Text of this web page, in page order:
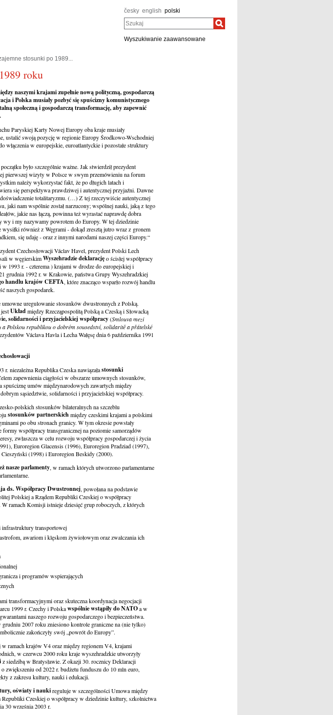
česky english polski
Szukaj
Wyszukiwanie zaawansowane
stosunki po 1989...
roku
naszymi krajami zupełnie nową polityczną, gospodarczą
i Polska musiały pozbyć się spuścizny komunistycznego
społeczną i gospodarczą transformację, aby zapewnić
Paryskiej Karty Nowej Europy oba kraje musiały
ustalić swoją pozycję w regionie Europy Środkowo-Wschodniej
włączenia w europejskie, euroatlantyckie i pozostałe struktury
było szczególnie ważne. Jak stwierdził prezydent
pierwszej wizyty w Polsce w swym przemówieniu na forum
należy wykorzystać fakt, że po długich latach i
się perspektywa prawdziwej i autentycznej przyjaźni. Dawne
totalitaryzmu. (…) Z tej rzeczywiście autentycznej
jaki nam wspólnie został narzucony; wspólnej nauki, jaką z tego
jakie nas łączą, powinna też wyrastać naprawdę dobra
i my nazywamy powrotem do Europy. W tej dziedzinie
również z Węgrami - dokąd zresztą jutro wraz z gronem
się udaję - oraz z innymi narodami naszej części Europy.“
Czechosłowacji Václav Havel, prezydent Polski Lech
w węgierskimWyszehradzie deklaracjęo ścisłej współpracy
w 1993 r. - czterema ) krajami w drodze do europejskiej i
grudnia 1992 r. w Krakowie, państwa Grupy Wyszehradzkiej
handlu krajów CEFTA, które znacząco wsparło rozwój handlu
naszych gospodarek.
uregulowanie stosunków dwustronnych z Polską.
Układmiędzy Rzecząpospolitą Polską a Czeską i Słowacką
solidarności i przyjacielskiej współpracy(Smlouva mezi
a Polskou republikou o dobrém sousedství, solidaritě a přátelské
Václava Havla i Lecha Wałęsę dnia 6 października 1991
r. niezależna Republika Czeska nawiązałastosunki
zapewnienia ciągłości w obszarze umownych stosunków,
spuściznę umów międzynarodowych zawartych między
sąsiedztwie, solidarności i przyjacielskiej współpracy.
polskich stosunków bilateralnych na szczeblu
stosunków partnerskichmiędzy czeskimi krajami a polskimi
po obu stronach granicy. W tym okresie powstały
formy współpracy transgranicznej na poziomie samorządów
zwłaszcza w celu rozwoju współpracy gospodarczej i życia
Euroregion Glacensis (1996), Euroregion Pradziad (1997),
(1998) i Euroregion Beskidy (2000).
nasze parlamenty, w ramach których utworzono parlamentarne
ds. Współpracy Dwustronnej, powołana na podstawie
Polskiej a Rządem Republiki Czeskiej o współpracy
ramach Komisji istnieje dziesięć grup roboczych, z których
infrastruktury transportowej
awariom i klęskom żywiołowym oraz zwalczania ich
i programów wspierających
transformacyjnymi oraz skuteczna koordynacja negocjacji
1999 r. Czechy i Polskawspólnie wstąpiłydo NATOa w
naszego rozwoju gospodarczego i bezpieczeństwa.
grudniu 2007 roku zniesiono kontrole graniczne na (nie tylko)
zakończyły swój „powrót do Europy”.
ramach krajów V4 oraz między regionem V4, krajami
w czerwcu 2000 roku kraje wyszehradzkie utworzyły
z siedzibą w Bratysławie. Z okazji 30. rocznicy Deklaracji
zwiększeniu od 2022 r. budżetu funduszu do 10 mln euro,
z zakresu kultury, nauki i edukacji.
oświaty i naukireguluje w szczególności Umowa między
Czeskiej o współpracy w dziedzinie kultury, szkolnictwa
30 września 2003 r.